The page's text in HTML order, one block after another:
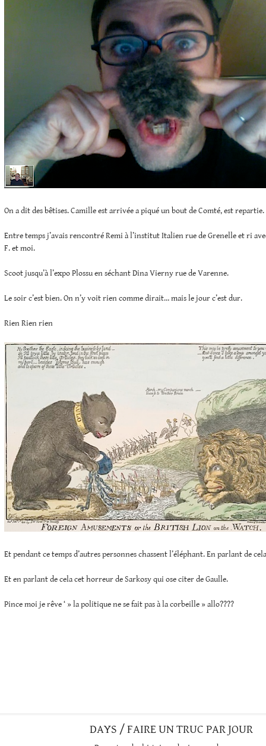
On a dit des bêtises. Camille est arrivée a piqué un bout de Comté, est repartie.
Entre temps j’avais rencontré Remi à l’institut Italien rue de Grenelle et ri
F. et moi.
Scoot jusqu’à l’expo Plossu en séchant Dina Vierny rue de Varenne.
Le soir c’est bien. On n’y voit rien comme dirait… mais le jour c’est dur.
Rien Rien rien
Et pendant ce temps d’autres personnes chassent l’éléphant. En parlant de
Et en parlant de cela cet horreur de Sarkosy qui ose citer de Gaulle.
Pince moi je rêve ‘ » la politique ne se fait pas à la corbeille » allo????
DAYS / FAIRE UN TRUC PAR JOUR